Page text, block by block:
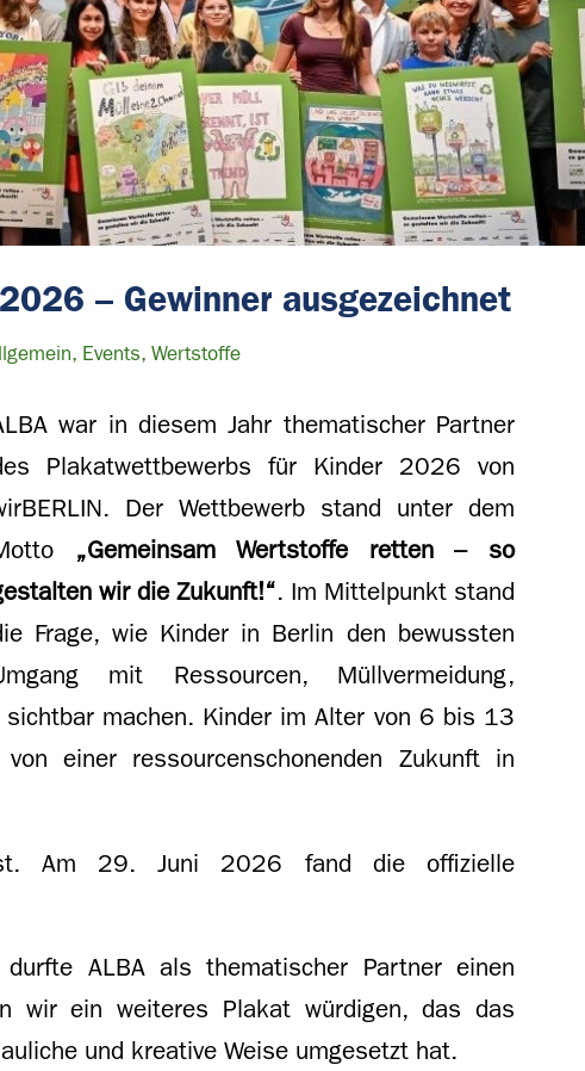
– Gewinner ausgezeichnet
, Events, Wertstoffe
war in diesem Jahr thematischer Partner
Plakatwettbewerbs für Kinder 2026 von
Der Wettbewerb stand unter dem
„Gemeinsam Wertstoffe retten – so
wir die Zukunft!“. Im Mittelpunkt stand
Frage, wie Kinder in Berlin den bewussten
mit Ressourcen, Müllvermeidung,
sichtbar machen. Kinder im Alter von 6 bis 13
einer ressourcenschonenden Zukunft in
Am 29. Juni 2026 fand die offizielle
ALBA als thematischer Partner einen
wir ein weiteres Plakat würdigen, das das
und kreative Weise umgesetzt hat.